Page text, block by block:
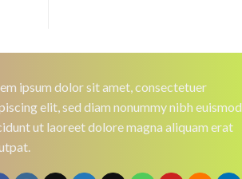
ipsum dolor sit amet, consectetuer
elit, sed diam nonummy nibh euismod
ut laoreet dolore magna aliquam erat